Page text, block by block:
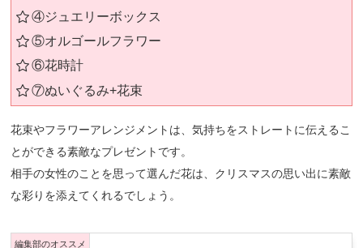
④ジュエリーボックス
⑤オルゴールフラワー
⑥花時計
⑦ぬいぐるみ+花束
花束やフラワーアレンジメントは、気持ちをストレートに伝えるこ
とができる素敵なプレゼントです。
相手の女性のことを思って選んだ花は、クリスマスの思い出に素敵
な彩りを添えてくれるでしょう。